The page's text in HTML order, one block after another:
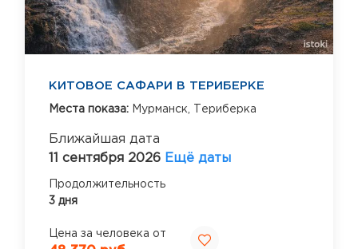
КИТОВОЕ САФАРИ В ТЕРИБЕРКЕ
Места показа: Мурманск, Териберка
Ближайшая дата
11 сентября 2026 Ещё даты
Продолжительность
3 дня
Цена за человека от